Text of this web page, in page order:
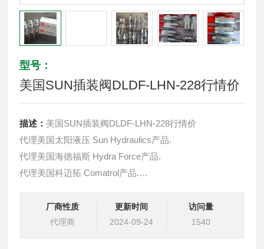
型号：
美国SUN插装阀DLDF-LHN-228行情价
描述： 美国SUN插装阀DLDF-LHN-228行情价
代理美国太阳液压 Sun Hydraulics产品.
代理美国海德福斯 Hydra Force产品.
代理美国科迈拓 Comatrol产品.
提供油路系统设计,油路块设计,阀块设计与选型
液压油缸，经销力士乐、派克、中国台湾北部等液压元件
厂商性质
代理商
更新时间
2024-09-24
访问量
1540